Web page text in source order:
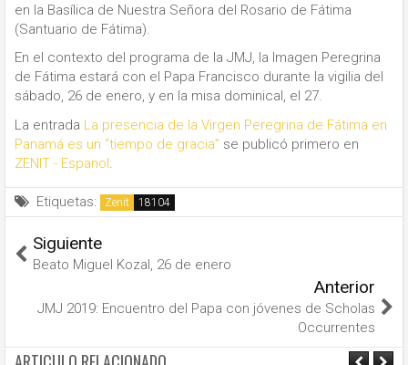
en la Basílica de Nuestra Señora del Rosario de Fátima
(Santuario de Fátima).
En el contexto del programa de la JMJ, la Imagen Peregrina
de Fátima estará con el Papa Francisco durante la vigilia del
sábado, 26 de enero, y en la misa dominical, el 27.
La entrada La presencia de la Virgen Peregrina de Fátima en
Panamá es un “tiempo de gracia” se publicó primero en
ZENIT - Espanol
Etiquetas: Zenit
Siguiente
Beato Miguel Kozal, 26 de enero
Anterior
JMJ 2019: Encuentro del Papa con jóvenes de Scholas
Occurrentes